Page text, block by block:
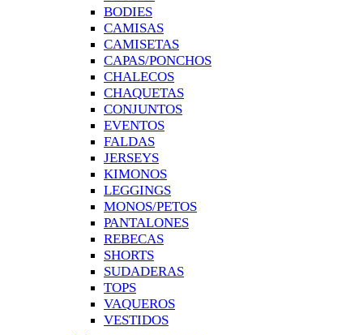
BODIES
CAMISAS
CAMISETAS
CAPAS/PONCHOS
CHALECOS
CHAQUETAS
CONJUNTOS
EVENTOS
FALDAS
JERSEYS
KIMONOS
LEGGINGS
MONOS/PETOS
PANTALONES
REBECAS
SHORTS
SUDADERAS
TOPS
VAQUEROS
VESTIDOS